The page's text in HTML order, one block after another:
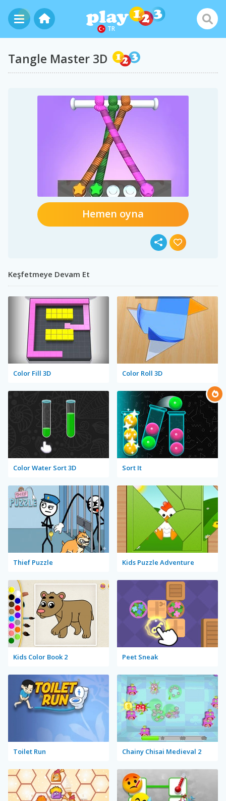
TR
Tangle Master 3D
Hemen oyna
Keşfetmeye Devam Et
Color Fill 3D Color Roll 3D
Color Water Sort 3D Sort It
Thief Puzzle Kids Puzzle Adventure
Kids Color Book 2 Peet Sneak
Toilet Run Chainy Chisai Medieval 2